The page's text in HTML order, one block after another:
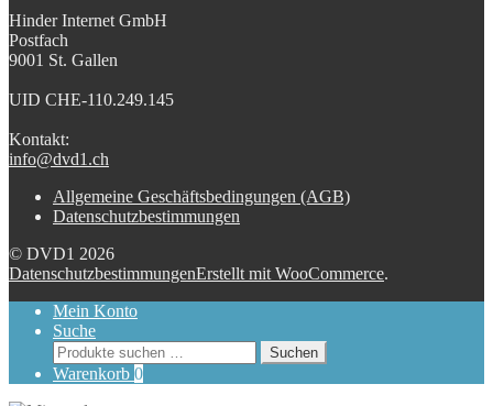
Hinder Internet GmbH
Postfach
9001 St. Gallen
UID CHE-110.249.145
Kontakt:
info@dvd1.ch
Allgemeine Geschäftsbedingungen (AGB)
Datenschutzbestimmungen
© DVD1 2026
DatenschutzbestimmungenErstellt mit WooCommerce.
Mein Konto
Suche
Suchen
nach:
Suchen
Warenkorb 0